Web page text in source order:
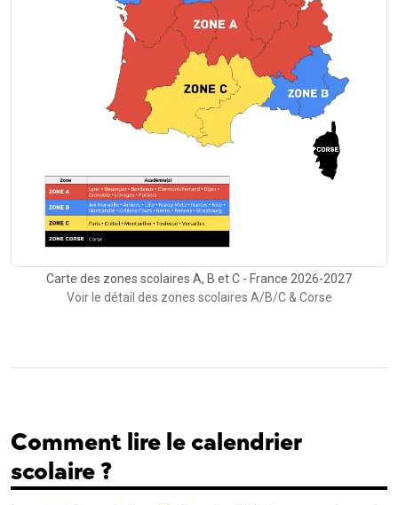
Carte des zones scolaires A, B et C - France 2026-2027
Voir le détail des zones scolaires A/B/C & Corse
Comment lire le calendrier
scolaire ?